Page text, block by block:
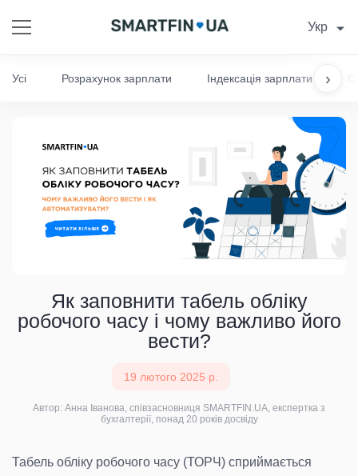
Укр
›
Усі Розрахунок зарплати Індексація зарплати
Як заповнити табель обліку
робочого часу і чому важливо його
вести?
19 лютого 2025 р.
Автор: Анна Іванова, співзасновниця SMARTFIN.UA, експертка з
бухгалтерії, понад 20 років досвіду
Табель обліку робочого часу (ТОРЧ) сприймається